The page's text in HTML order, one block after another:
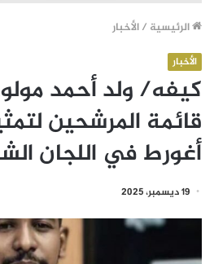
الرئيسية /الأخبار
الأخبار
كيفه/ ولد أحمد
قائمة المرشحين
أغورط في اللجان
19 ديسمبر، 2025